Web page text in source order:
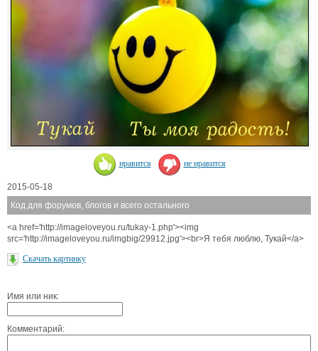
нравится не нравится
2015-05-18
Код для форумов, блогов и всего остального
<a href='http://imageloveyou.ru/tukay-1.php'><img
src='http://imageloveyou.ru/imgbig/29912.jpg'><br>Я тебя люблю, Тукай</a>
Скачать картинку
Имя или ник:
Комментарий: